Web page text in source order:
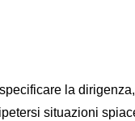
la
situazioni